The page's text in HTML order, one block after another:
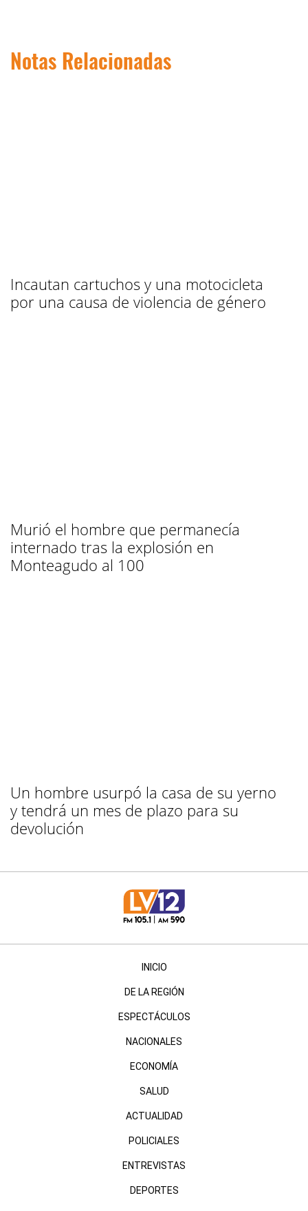
Notas Relacionadas
Incautan cartuchos y una motocicleta
por una causa de violencia de género
Murió el hombre que permanecía
internado tras la explosión en
Monteagudo al 100
Un hombre usurpó la casa de su yerno
y tendrá un mes de plazo para su
devolución
INICIO
DE LA REGIÓN
ESPECTÁCULOS
NACIONALES
ECONOMÍA
SALUD
ACTUALIDAD
POLICIALES
ENTREVISTAS
DEPORTES